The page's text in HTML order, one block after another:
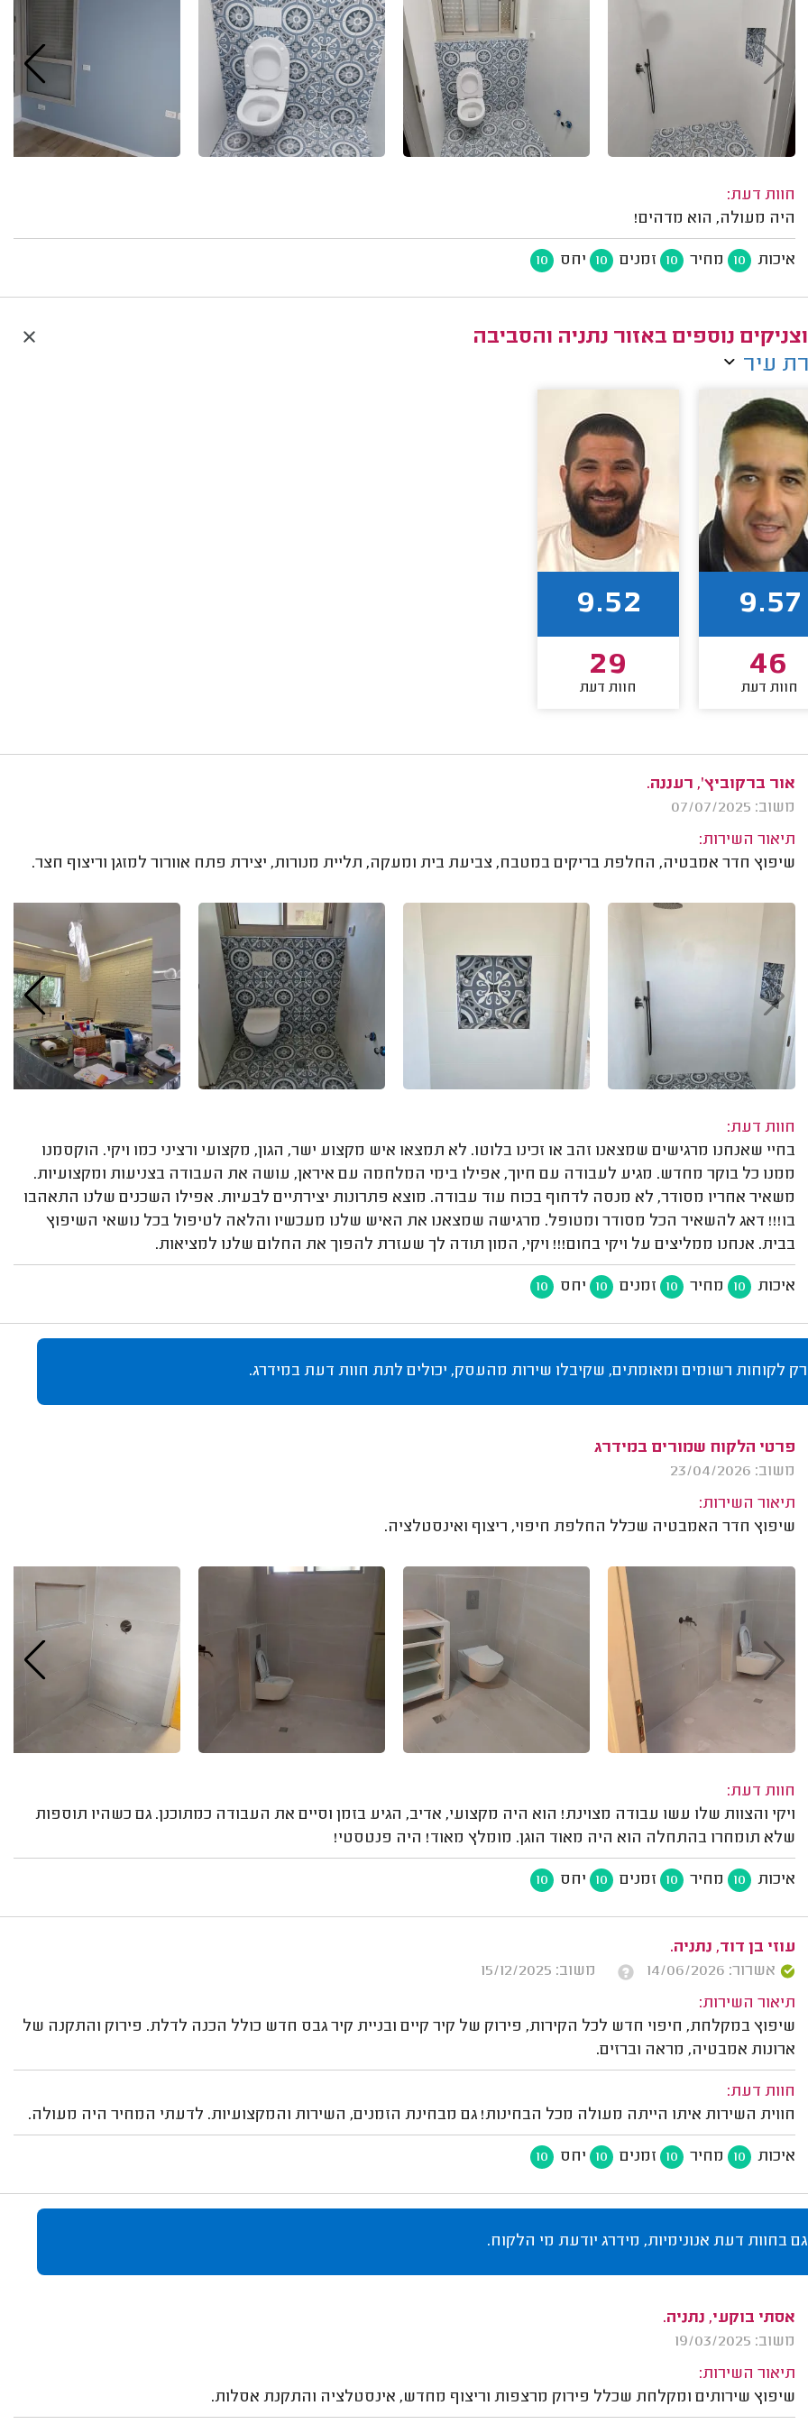
חוות דעת:
היה מעולה, הוא מדהים!
איכות 10 מחיר 10 זמנים 10 יחס 10
נוספים באזור נתניה והסביבה
עיר
9.57
46
חוות דעת
9.52
29
חוות דעת
אור ברקוביץ', רעננה.
משוב: 07/07/2025
תיאור השירות:
שיפוץ חדר אמבטיה, החלפת בריקים במטבח, צביעת בית ומעקה, תליית מנורות, יצירת פתח אוורור למזגן וריצוף חצר.
חוות דעת:
בחיי שאנחנו מרגישים שמצאנו זהב או זכינו בלוטו. לא תמצאו איש מקצוע ישר, הגון, מקצועי ורציני כמו ויקי. הוקסמנו
ממנו כל בוקר מחדש. מגיע לעבודה עם חיוך, אפילו בימי המלחמה עם איראן, עושה את העבודה בצניעות ומקצועיות.
משאיר אחריו מסודר, לא מנסה לדחוף בכוח עוד עבודה. מוצא פתרונות יצירתיים לבעיות. אפילו השכנים שלנו התאהבו
בו!!! דאג להשאיר הכל מסודר ומטופל. מרגישה שמצאנו את האיש שלנו מעכשיו והלאה לטיפול בכל נושאי השיפוץ
בבית. אנחנו ממליצים על ויקי בחום!!! ויקי, המון תודה לך שעזרת להפוך את החלום שלנו למציאות.
איכות 10 מחיר 10 זמנים 10 יחס 10
רק לקוחות רשומים ומאומתים, שקיבלו שירות מהעסק, יכולים לתת חוות דעת במידרג.
פרטי הלקוח שמורים במידרג
משוב: 23/04/2026
תיאור השירות:
שיפוץ חדר האמבטיה שכלל החלפת חיפוי, ריצוף ואינסטלציה.
חוות דעת:
ויקי והצוות שלו עשו עבודה מצוינת! הוא היה מקצועי, אדיב, הגיע בזמן וסיים את העבודה כמתוכנן. גם כשהיו תוספות
שלא תומחרו בהתחלה הוא היה מאוד הוגן. מומלץ מאוד! היה פנטסטי!
איכות 10 מחיר 10 זמנים 10 יחס 10
עוזי בן דוד, נתניה.
אשרור: 14/06/2026
משוב: 15/12/2025
תיאור השירות:
שיפוץ במקלחת, חיפוי חדש לכל הקירות, פירוק של קיר קיים ובניית קיר גבס חדש כולל הכנה לדלת. פירוק והתקנה של
ארונות אמבטיה, מראה וברזים.
חוות דעת:
חווית השירות איתו הייתה מעולה מכל הבחינות! גם מבחינת הזמנים, השירות והמקצועיות. לדעתי המחיר היה מעולה.
איכות 10 מחיר 10 זמנים 10 יחס 10
גם בחוות דעת אנונימיות, מידרג יודעת מי הלקוח.
אסתי בוקעי, נתניה.
משוב: 19/03/2025
תיאור השירות:
שיפוץ שירותים ומקלחת שכלל פירוק מרצפות וריצוף מחדש, אינסטלציה והתקנת אסלות.